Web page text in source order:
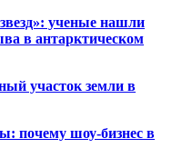
ученые нашли
в антарктическом
участок земли в
почему шоу-бизнес в